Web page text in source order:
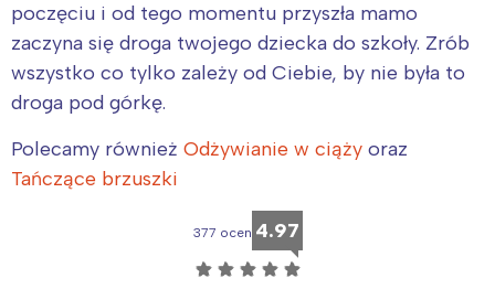
poczęciu i od tego momentu przyszła mamo
zaczyna się droga twojego dziecka do szkoły. Zrób
wszystko co tylko zależy od Ciebie, by nie była to
droga pod górkę.
Polecamy również Odżywianie w ciąży oraz
Tańczące brzuszki
377 ocen 4.97
☆ ☆ ☆ ☆ ☆